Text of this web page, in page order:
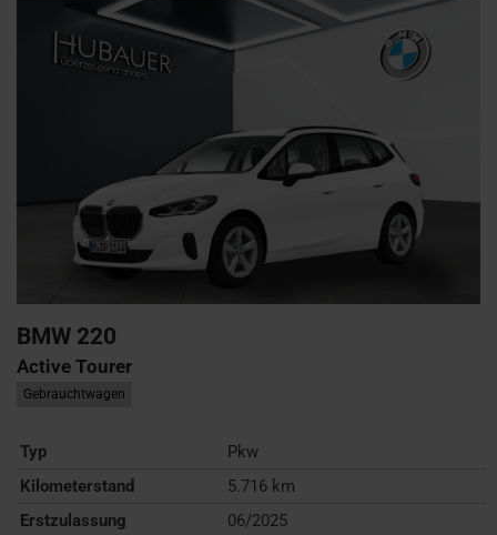
BMW 220
Active Tourer
Gebrauchtwagen
Typ
Pkw
Kilometerstand
5.716 km
Erstzulassung
06/2025